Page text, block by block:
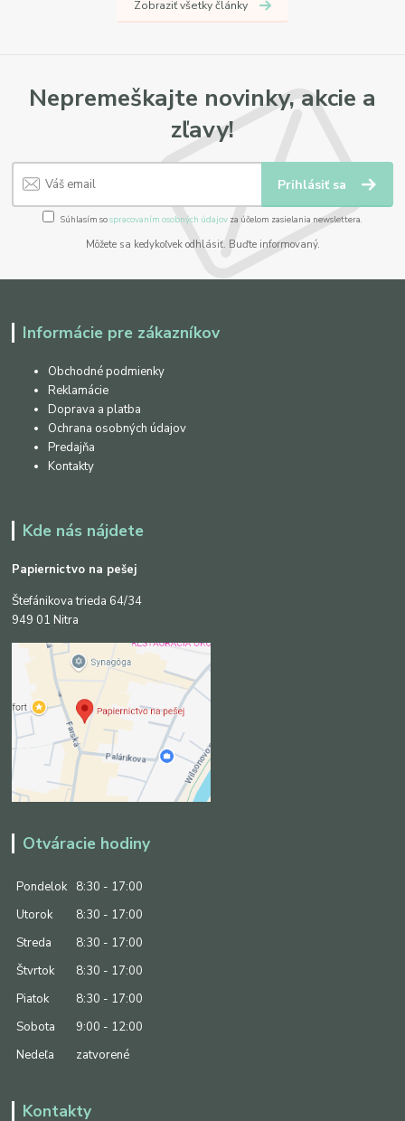
Zobraziť všetky články
Nepremeškajte novinky, akcie a
zľavy!
Prihlásiť sa
Súhlasím sospracovaním osobných údajov za účelom zasielania newslettera.
Môžete sa kedykoľvek odhlásiť. Buďte informovaný.
Informácie pre zákazníkov
Obchodné podmienky
Reklamácie
Doprava a platba
Ochrana osobných údajov
Predajňa
Kontakty
Kde nás nájdete
Papiernictvo na pešej
Štefánikova trieda 64/34
949 01 Nitra
Otváracie hodiny
Pondelok
8:30 - 17:00
Utorok
8:30 - 17:00
Streda
8:30 - 17:00
Štvrtok
8:30 - 17:00
Piatok
8:30 - 17:00
Sobota
9:00 - 12:00
Nedeľa
zatvorené
Kontakty